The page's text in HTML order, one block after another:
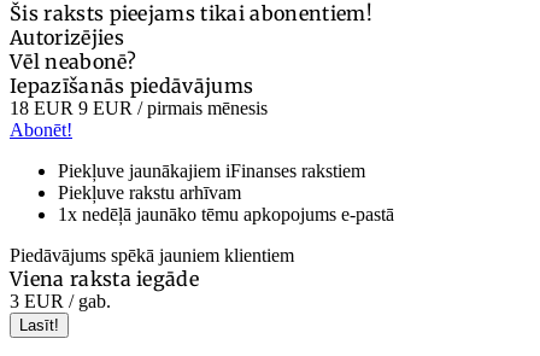
Šis raksts pieejams tikai abonentiem!
Autorizējies
Vēl neabonē?
Iepazīšanās piedāvājums
18 EUR 9 EUR / pirmais mēnesis
Abonēt!
Piekļuve jaunākajiem iFinanses rakstiem
Piekļuve rakstu arhīvam
1x nedēļā jaunāko tēmu apkopojums e-pastā
Piedāvājums spēkā jauniem klientiem
Viena raksta iegāde
3 EUR / gab.
Lasīt!